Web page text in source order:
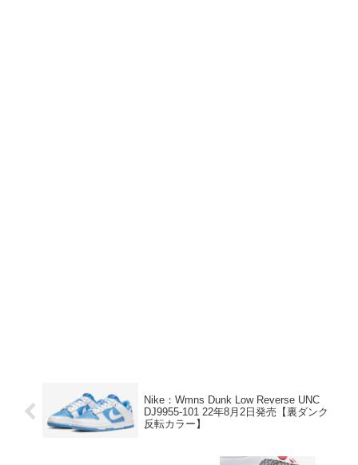
Nike：Wmns Dunk Low Reverse UNC
DJ9955-101 22年8月2日発売【裏ダンク
反転カラー】